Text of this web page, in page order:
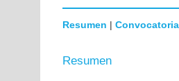
Resumen | Convocatoria
Resumen